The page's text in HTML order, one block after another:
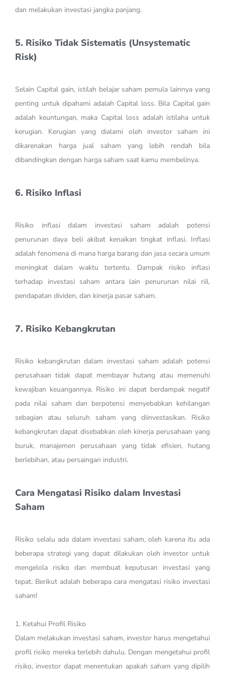
dan melakukan investasi jangka panjang.
5. Risiko Tidak Sistematis (Unsystematic
Risk)
Selain Capital gain, istilah belajar saham pemula lainnya yang
penting untuk dipahami adalah Capital loss. Bila Capital gain
adalah keuntungan, maka Capital loss adalah istilaha untuk
kerugian. Kerugian yang dialami oleh investor saham ini
dikarenakan harga jual saham yang lebih rendah bila
dibandingkan dengan harga saham saat kamu membelinya.
6. Risiko Inflasi
Risiko inflasi dalam investasi saham adalah potensi
penurunan daya beli akibat kenaikan tingkat inflasi. Inflasi
adalah fenomena di mana harga barang dan jasa secara umum
meningkat dalam waktu tertentu. Dampak risiko inflasi
terhadap investasi saham antara lain penurunan nilai riil,
pendapatan dividen, dan kinerja pasar saham.
7. Risiko Kebangkrutan
Risiko kebangkrutan dalam investasi saham adalah potensi
perusahaan tidak dapat membayar hutang atau memenuhi
kewajiban keuangannya. Risiko ini dapat berdampak negatif
pada nilai saham dan berpotensi menyebabkan kehilangan
sebagian atau seluruh saham yang diinvestasikan. Risiko
kebangkrutan dapat disebabkan oleh kinerja perusahaan yang
buruk, manajemen perusahaan yang tidak efisien, hutang
berlebihan, atau persaingan industri.
Cara Mengatasi Risiko dalam Investasi
Saham
Risiko selalu ada dalam investasi saham, oleh karena itu ada
beberapa strategi yang dapat dilakukan oleh investor untuk
mengelola risiko dan membuat keputusan investasi yang
tepat. Berikut adalah beberapa cara mengatasi risiko investasi
saham!
1. Ketahui Profil Risiko
Dalam melakukan investasi saham, investor harus mengetahui
profil risiko mereka terlebih dahulu. Dengan mengetahui profil
risiko, investor dapat menentukan apakah saham yang dipilih